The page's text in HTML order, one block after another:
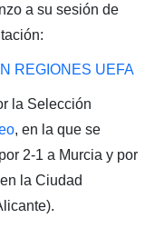
a su sesión de
REGIONES UEFA
la Selección
, en la que se
2-1 a Murcia y por
la Ciudad